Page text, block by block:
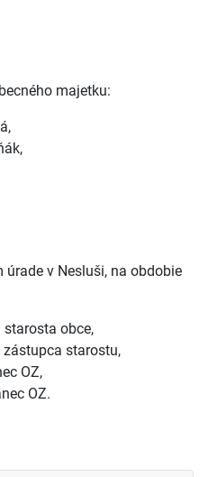
majetku:
v Nesluši, na obdobie
starosta obce,
starostu,
OZ,
OZ.